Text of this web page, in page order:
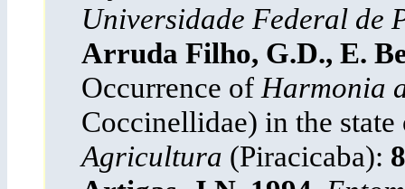
Universidade Federal de
Arruda Filho, G.D., E.
Occurrence of Harmonia
Coccinellidae) in the
Agricultura (Piracicaba):